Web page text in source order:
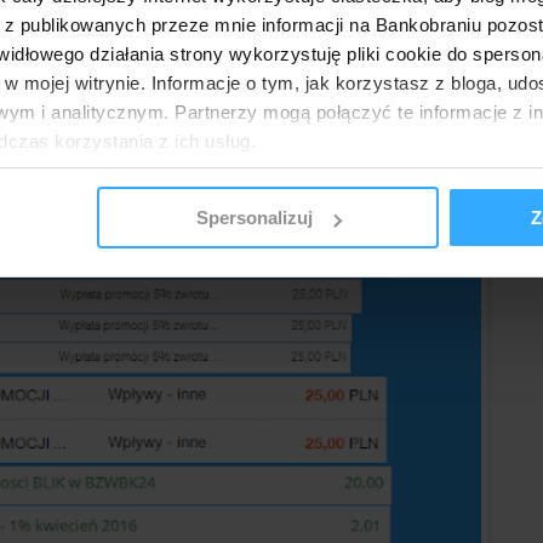
publikowanych przeze mnie informacji na Bankobraniu
działania strony wykorzystuję pliki cookie do
mojej witrynie. Informacje o tym, jak korzystasz z bloga,
i analitycznym. Partnerzy mogą połączyć te informacje z
korzystania z ich usług.
Spersonalizuj
- 5 zł
3,85 zł
zbiorczo dokumentuję w poniższej tabeli: